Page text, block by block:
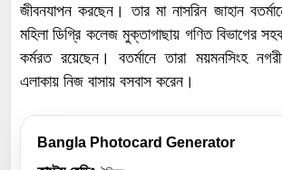
জীবনযাপন করছেন। তার মা নাসরিন জাহান
মহিলা ডিগ্রি কলেজ মুক্তাগাছায় গণিত বিভাগের
কর্মরত রয়েছেন। বতর্মানে তারা ময়মনসিংহ
এলাকায় নিজ বাসায় বসবাস করেন।
Bangla Photocard Generator